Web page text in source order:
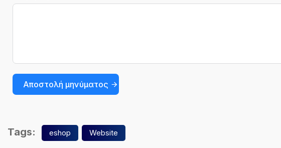
Αποστολή μηνύματος
Tags: eshop Website